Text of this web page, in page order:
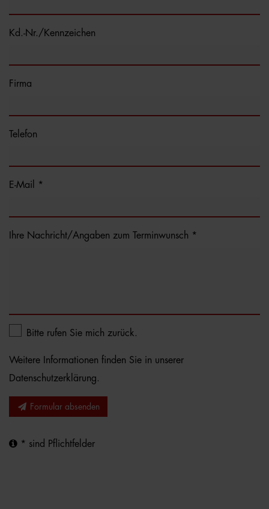
Kd.-Nr./Kennzeichen
Firma
Telefon
E-Mail *
Ihre Nachricht/Angaben zum Terminwunsch *
Bitte rufen Sie mich zurück.
Weitere Informationen finden Sie in unserer
Datenschutzerklärung.
Formular absenden
* sind Pflichtfelder